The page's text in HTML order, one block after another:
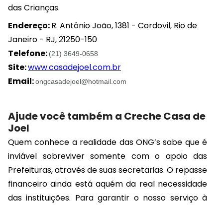
das Crianças.
Endereço:R. Antônio João, 1381 - Cordovil, Rio de
Janeiro - RJ, 21250-150
Telefone: (21) 3649-0658
Site:www.casadejoel.com.br
Email:ongcasadejoel@hotmail.com
Ajude você também a Creche Casa de
Joel
Quem conhece a realidade das ONG’s sabe que é
inviável sobreviver somente com o apoio das
Prefeituras, através de suas secretarias. O repasse
financeiro ainda está aquém da real necessidade
das instituições. Para garantir o nosso serviço à